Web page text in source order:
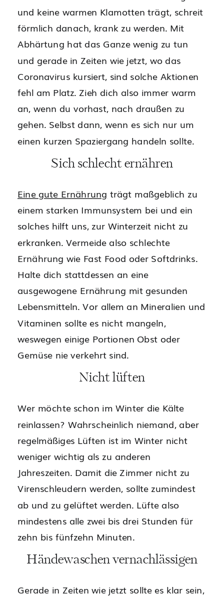
und keine warmen Klamotten trägt, schreit
förmlich danach, krank zu werden. Mit
Abhärtung hat das Ganze wenig zu tun
und gerade in Zeiten wie jetzt, wo das
Coronavirus kursiert, sind solche Aktionen
fehl am Platz. Zieh dich also immer warm
an, wenn du vorhast, nach draußen zu
gehen. Selbst dann, wenn es sich nur um
einen kurzen Spaziergang handeln sollte.
Sich schlecht ernähren
Eine gute Ernährung trägt maßgeblich zu
einem starken Immunsystem bei und ein
solches hilft uns, zur Winterzeit nicht zu
erkranken. Vermeide also schlechte
Ernährung wie Fast Food oder Softdrinks.
Halte dich stattdessen an eine
ausgewogene Ernährung mit gesunden
Lebensmitteln. Vor allem an Mineralien und
Vitaminen sollte es nicht mangeln,
weswegen einige Portionen Obst oder
Gemüse nie verkehrt sind.
Nicht lüften
Wer möchte schon im Winter die Kälte
reinlassen? Wahrscheinlich niemand, aber
regelmäßiges Lüften ist im Winter nicht
weniger wichtig als zu anderen
Jahreszeiten. Damit die Zimmer nicht zu
Virenschleudern werden, sollte zumindest
ab und zu gelüftet werden. Lüfte also
mindestens alle zwei bis drei Stunden für
zehn bis fünfzehn Minuten.
Händewaschen vernachlässigen
Gerade in Zeiten wie jetzt sollte es klar sein,